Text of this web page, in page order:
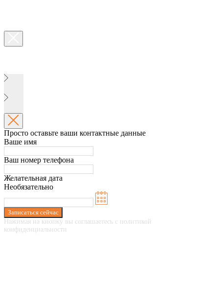
Просто оставьте ваши контактные данные
Ваше имя
Ваш номер телефона
Желательная дата
Необязательно
Записаться сейчас
Нажимая на кнопку вы соглашаетесь с политикой
конфиденциальности